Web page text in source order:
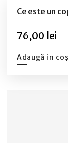
Ce este un
76,00 lei
Adaugă in coș